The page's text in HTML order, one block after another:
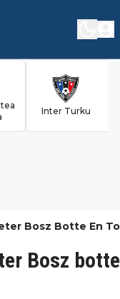
Inter Turku
Bosz Botte En
Bosz